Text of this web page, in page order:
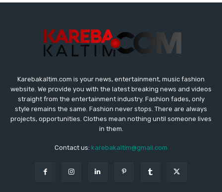
Karebakaltim.com is your news, entertainment, music fashion
website. We provide you with the latest breaking news and videos
straight from the entertainment industry. Fashion fades, only
style remains the same. Fashion never stops. There are always
projects, opportunities. Clothes mean nothing until someone lives
in them.
Contact us: karebakaltim@gmail.com